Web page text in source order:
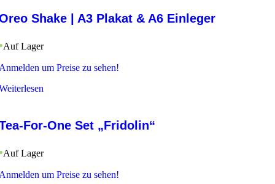
Shake | A3 Plakat & A6 Einleger
Auf Lager
um Preise zu sehen!
For-One Set „Fridolin“
Auf Lager
um Preise zu sehen!